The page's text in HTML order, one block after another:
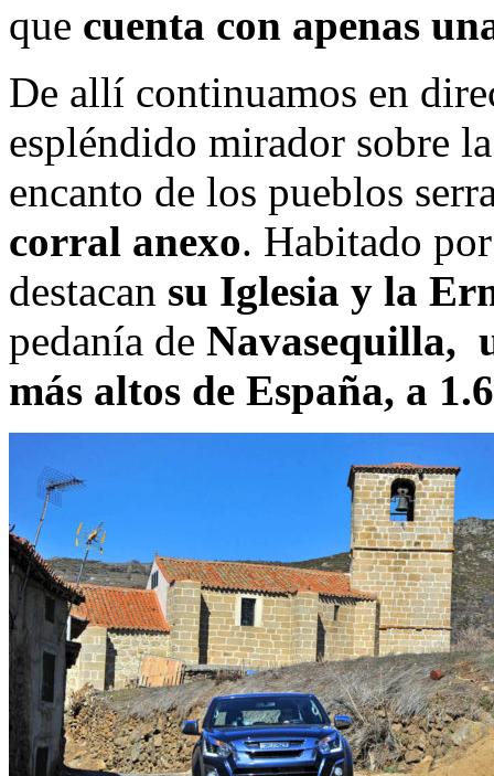
que cuenta con apenas
De allí continuamos en
espléndido mirador sobre
encanto de los pueblos
corral anexo. Habitado
destacan su Iglesia y la
pedanía de Navasequilla,
más altos de España, a